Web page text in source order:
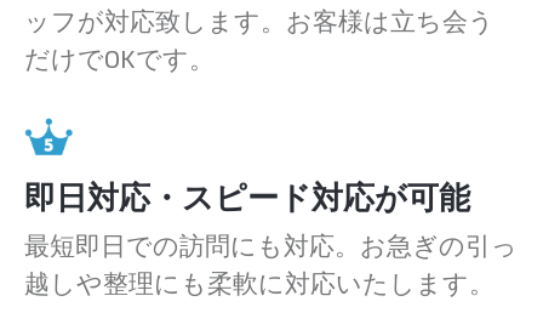
ッフが対応致します。お客様は立ち会う
だけでOKです。
即日対応・スピード対応が可能
最短即日での訪問にも対応。お急ぎの引っ
越しや整理にも柔軟に対応いたします。